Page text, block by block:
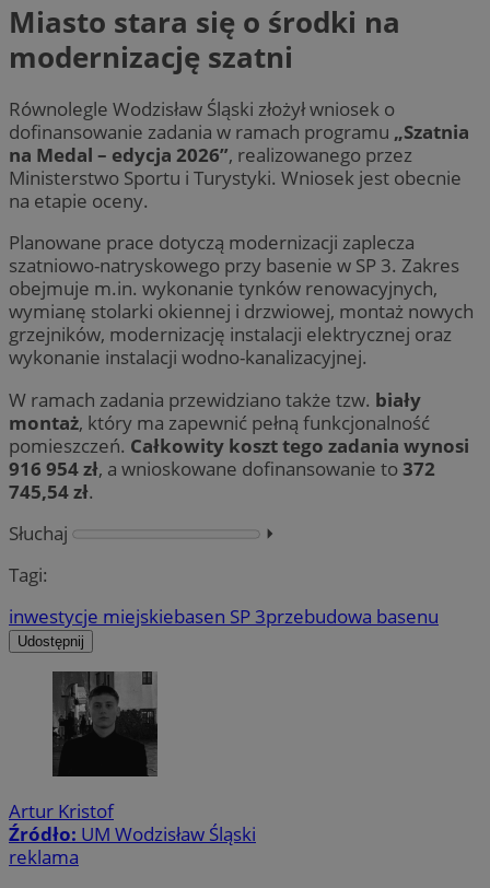
Miasto stara się o środki na
modernizację szatni
Równolegle Wodzisław Śląski złożył wniosek o
dofinansowanie zadania w ramach programu „Szatnia
na Medal – edycja 2026”, realizowanego przez
Ministerstwo Sportu i Turystyki. Wniosek jest obecnie
na etapie oceny.
Planowane prace dotyczą modernizacji zaplecza
szatniowo-natryskowego przy basenie w SP 3. Zakres
obejmuje m.in. wykonanie tynków renowacyjnych,
wymianę stolarki okiennej i drzwiowej, montaż nowych
grzejników, modernizację instalacji elektrycznej oraz
wykonanie instalacji wodno-kanalizacyjnej.
W ramach zadania przewidziano także tzw. biały
montaż, który ma zapewnić pełną funkcjonalność
pomieszczeń. Całkowity koszt tego zadania wynosi
916 954 zł, a wnioskowane dofinansowanie to372
745,54 zł.
Słuchaj
⏵︎
Tagi:
inwestycje miejskiebasen SP 3przebudowa basenu
Udostępnij
Artur Kristof
Źródło: UM Wodzisław Śląski
reklama